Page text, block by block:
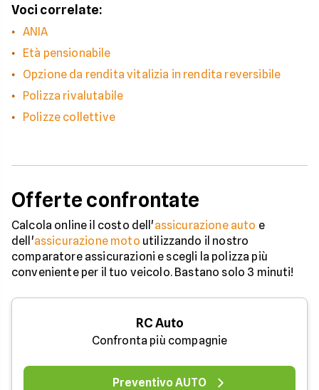
Voci correlate:
ANIA
Età pensionabile
Opzione da rendita vitalizia in rendita reversibile
Polizza rivalutabile
Polizze collettive
Offerte confrontate
Calcola online il costo dell'assicurazione auto e
dell'assicurazione moto utilizzando il nostro
comparatore assicurazioni e scegli la polizza più
conveniente per il tuo veicolo. Bastano solo 3 minuti!
RC Auto
Confronta più compagnie
Preventivo AUTO